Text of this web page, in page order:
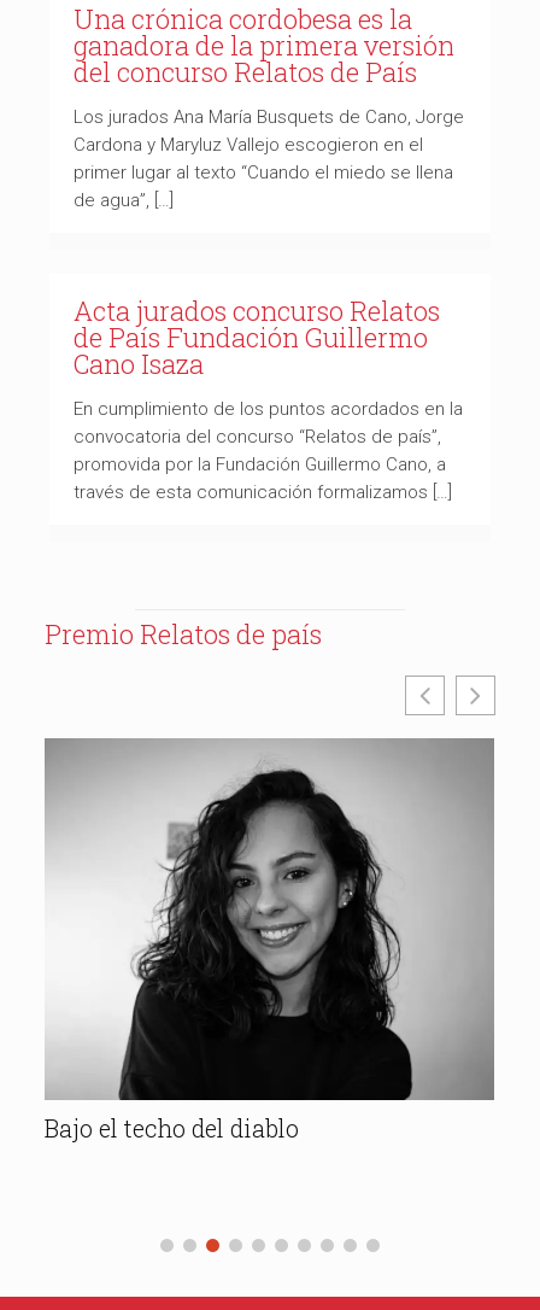
Una crónica cordobesa es la
ganadora de la primera versión
del concurso Relatos de País
Los jurados Ana María Busquets de Cano, Jorge
Cardona y Maryluz Vallejo escogieron en el
primer lugar al texto “Cuando el miedo se llena
de agua”, […]
Acta jurados concurso Relatos
de País Fundación Guillermo
Cano Isaza
En cumplimiento de los puntos acordados en la
convocatoria del concurso “Relatos de país”,
promovida por la Fundación Guillermo Cano, a
través de esta comunicación formalizamos […]
Premio Relatos de país
Bajo el techo del diablo